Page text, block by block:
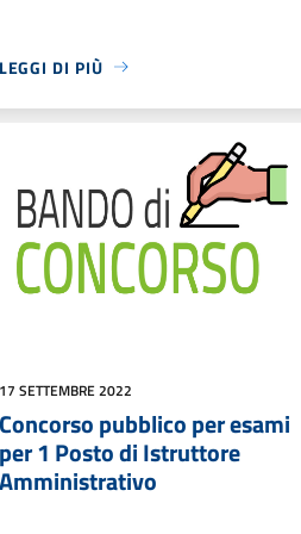
DI PIÙ
SETTEMBRE 2022
pubblico per esami
1 Posto di Istruttore